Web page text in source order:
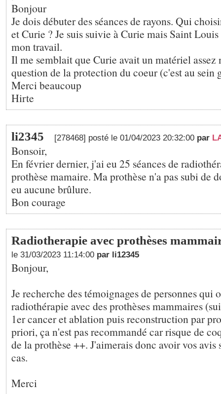
Bonjour
Je dois débuter des séances de rayons. Qui
et Curie ? Je suis suivie à Curie mais Saint
mon travail.
Il me semblait que Curie avait un matériel assez
question de la protection du coeur (c'est au sein
Merci beaucoup
Hirte
li2345 [278468] posté le 01/04/2023 20:32:00 par
Bonsoir,
En février dernier, j'ai eu 25 séances de
prothèse mamaire. Ma prothèse n'a pas subi de
eu aucune brûlure.
Bon courage
Radiotherapie avec prothèses
le 31/03/2023 11:14:00 par li12345
Bonjour,
Je recherche des témoignages de personnes qui
radiothérapie avec des prothèses mammaires
1er cancer et ablation puis reconstruction par
priori, ça n'est pas recommandé car risque de
de la prothèse ++. J'aimerais donc avoir vos avis
cas.
Merci